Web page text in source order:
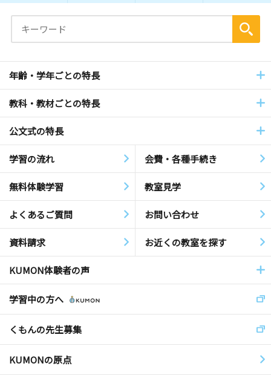
年齢・学年ごとの特長
教科・教材ごとの特長
公文式の特長
学習の流れ 会費・各種手続き
無料体験学習 教室見学
よくあるご質問 お問い合わせ
資料請求 お近くの教室を探す
KUMON体験者の声
学習中の方へ
くもんの先生募集
KUMONの原点